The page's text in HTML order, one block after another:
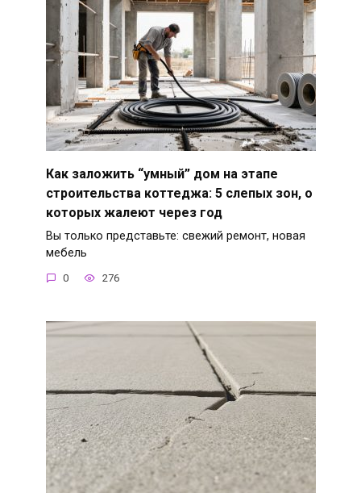
Как заложить “умный” дом на этапе
строительства коттеджа: 5 слепых зон, о
которых жалеют через год
Вы только представьте: свежий ремонт, новая
мебель
0 276